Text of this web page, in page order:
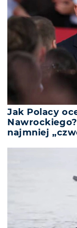
Jak Polacy
najmniej